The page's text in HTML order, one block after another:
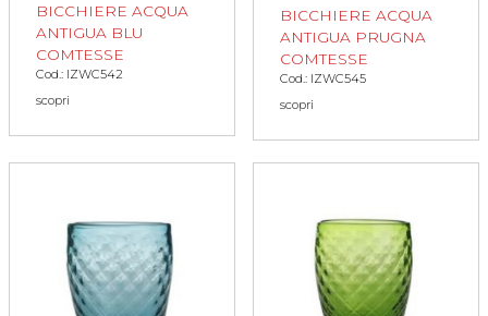
BICCHIERE ACQUA
ANTIGUA BLU
COMTESSE
Cod.: IZWC542
scopri
BICCHIERE ACQUA
ANTIGUA PRUGNA
COMTESSE
Cod.: IZWC545
scopri